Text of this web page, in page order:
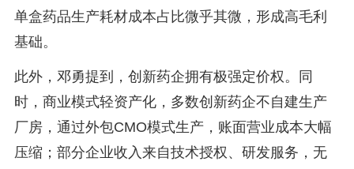
单盒药品生产耗材成本占比微乎其微，形成高毛利
基础。
此外，邓勇提到，创新药企拥有极强定价权。同
时，商业模式轻资产化，多数创新药企不自建生产
厂房，通过外包CMO模式生产，账面营业成本大幅
压缩；部分企业收入来自技术授权、研发服务，无